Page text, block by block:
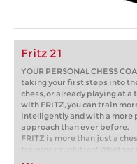
Fritz 21
YOUR PERSONAL CHESS
taking your first steps into
chess, or already playing at a
with FRITZ, you can train
intelligently and with a more
approach than ever before.
FRITZ is more than just a
training revolution! Whether
first steps into the world of